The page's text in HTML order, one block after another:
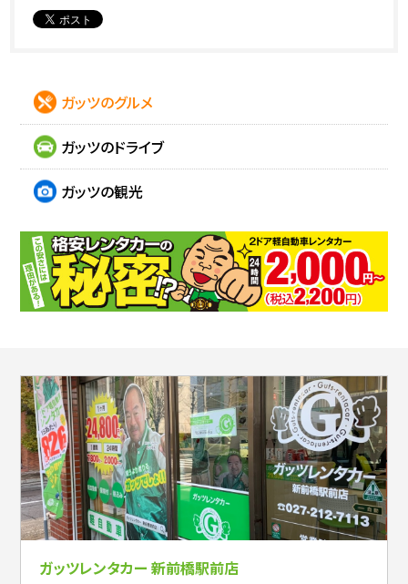
ガッツのグルメ
ガッツのドライブ
ガッツの観光
ガッツレンタカー 新前橋駅前店